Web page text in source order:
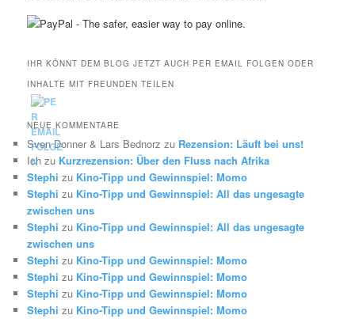
IHR KÖNNT DEM BLOG JETZT AUCH PER EMAIL FOLGEN ODER
INHALTE MIT FREUNDEN TEILEN
NEUE KOMMENTARE
Sven Donner & Lars Bednorz zu Rezension: Läuft bei uns!
Ich zu Kurzrezension: Über den Fluss nach Afrika
Stephi zu Kino-Tipp und Gewinnspiel: Momo
Stephi zu Kino-Tipp und Gewinnspiel: All das ungesagte
zwischen uns
Stephi zu Kino-Tipp und Gewinnspiel: All das ungesagte
zwischen uns
Stephi zu Kino-Tipp und Gewinnspiel: Momo
Stephi zu Kino-Tipp und Gewinnspiel: Momo
Stephi zu Kino-Tipp und Gewinnspiel: Momo
Stephi zu Kino-Tipp und Gewinnspiel: Momo